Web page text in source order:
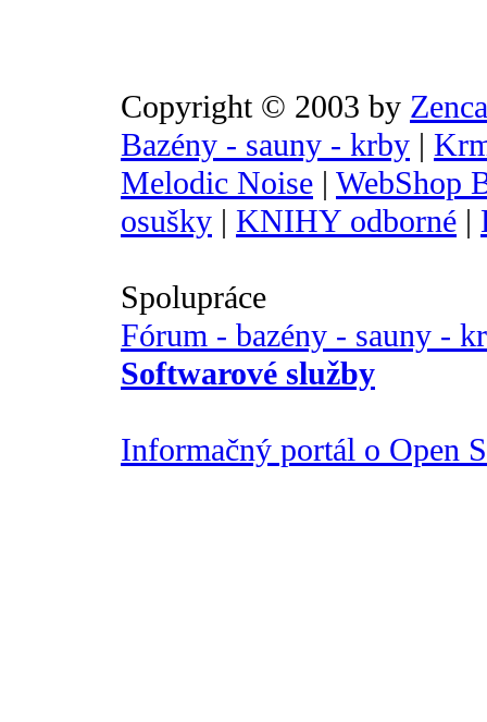
Copyright © 2003 by
Bazény - sauny - krby |
Melodic Noise | WebShop
osušky | KNIHY odborné |
Spolupráce
Fórum - bazény - sauny -
Softwarové služby
Informačný portál o Open